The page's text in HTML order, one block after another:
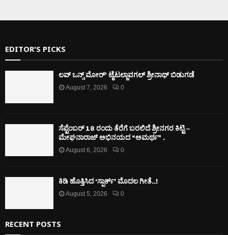
EDITOR'S PICKS
ಲವ್ ಒನ್ಸ್ ಮೋರ್’ ಟೈಟಲ್ಜಾವಗಲ್ ಶ್ರೀನಾಥ್ ಬಿಡುಗಡೆ
August 7, 2026 0
ಸೆಪ್ಟೆಂಬರ್ 18 ರಂದು ತೆರೆಗೆ ಬರಲಿದೆ ಶ್ರೀನಗರ ಕಿಟ್ಟಿ –
ಮೇಘನಾರಾಜ್ ಅಭಿನಯದ “ಅಮರ್ಥ” .
August 6, 2026 0
ಕಿಡಿ‌‌ ಹೊತ್ತಿಸಿದ ‘ಸ್ಪಾರ್ಕ್’ ಮೊದಲ‌ ಗೀತೆ..!
August 5, 2026 0
RECENT POSTS